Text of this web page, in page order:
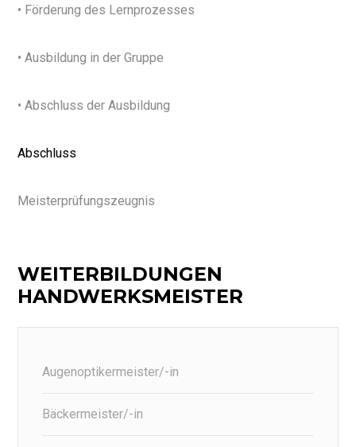
• Förderung des Lernprozesses
• Ausbildung in der Gruppe
• Abschluss der Ausbildung
Abschluss
Meisterprüfungszeugnis
WEITERBILDUNGEN
HANDWERKSMEISTER
Augenoptikermeister/-in
Bäckermeister/-in